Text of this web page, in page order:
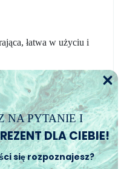
łatwa w użyciu i
używać agresywnych
NA PYTANIE I
DLA CIEBIE!
się rozpoznajesz?